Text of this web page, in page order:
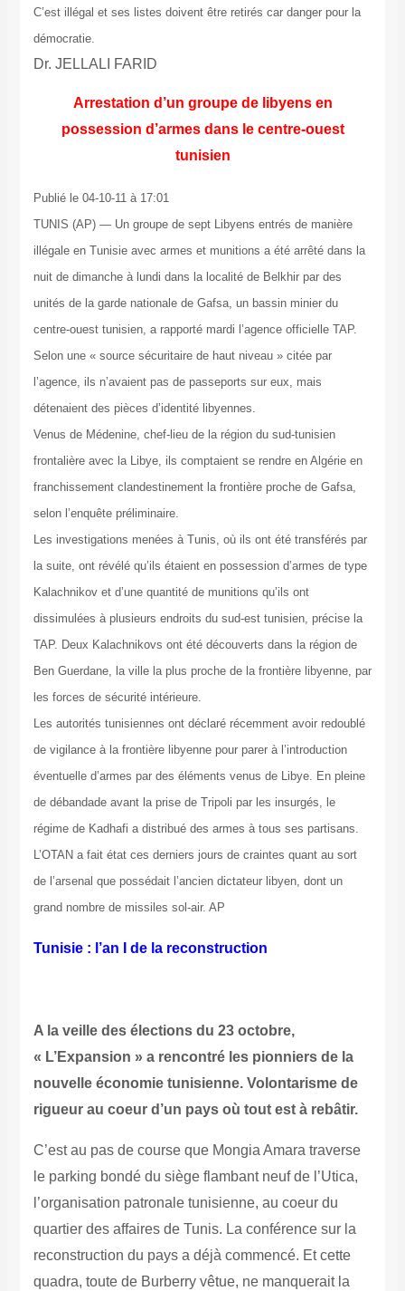
C’est illégal et ses listes doivent être retirés car danger pour la
démocratie.
Dr. JELLALI FARID
Arrestation d’un groupe de libyens en
possession d’armes dans le centre-ouest
tunisien
Publié le 04-10-11 à 17:01
TUNIS (AP) — Un groupe de sept Libyens entrés de manière
illégale en Tunisie avec armes et munitions a été arrêté dans la
nuit de dimanche à lundi dans la localité de Belkhir par des
unités de la garde nationale de Gafsa, un bassin minier du
centre-ouest tunisien, a rapporté mardi l’agence officielle TAP.
Selon une « source sécuritaire de haut niveau » citée par
l’agence, ils n’avaient pas de passeports sur eux, mais
détenaient des pièces d’identité libyennes.
Venus de Médenine, chef-lieu de la région du sud-tunisien
frontalière avec la Libye, ils comptaient se rendre en Algérie en
franchissement clandestinement la frontière proche de Gafsa,
selon l’enquête préliminaire.
Les investigations menées à Tunis, où ils ont été transférés par
la suite, ont révélé qu’ils étaient en possession d’armes de type
Kalachnikov et d’une quantité de munitions qu’ils ont
dissimulées à plusieurs endroits du sud-est tunisien, précise la
TAP. Deux Kalachnikovs ont été découverts dans la région de
Ben Guerdane, la ville la plus proche de la frontière libyenne, par
les forces de sécurité intérieure.
Les autorités tunisiennes ont déclaré récemment avoir redoublé
de vigilance à la frontière libyenne pour parer à l’introduction
éventuelle d’armes par des éléments venus de Libye. En pleine
de débandade avant la prise de Tripoli par les insurgés, le
régime de Kadhafi a distribué des armes à tous ses partisans.
L’OTAN a fait état ces derniers jours de craintes quant au sort
de l’arsenal que possédait l’ancien dictateur libyen, dont un
grand nombre de missiles sol-air. AP
Tunisie : l’an I de la reconstruction
A la veille des élections du 23 octobre,
« L’Expansion » a rencontré les pionniers de la
nouvelle économie tunisienne. Volontarisme de
rigueur au coeur d’un pays où tout est à rebâtir.
C’est au pas de course que Mongia Amara traverse
le parking bondé du siège flambant neuf de l’Utica,
l’organisation patronale tunisienne, au coeur du
quartier des affaires de Tunis. La conférence sur la
reconstruction du pays a déjà commencé. Et cette
quadra, toute de Burberry vêtue, ne manquerait la